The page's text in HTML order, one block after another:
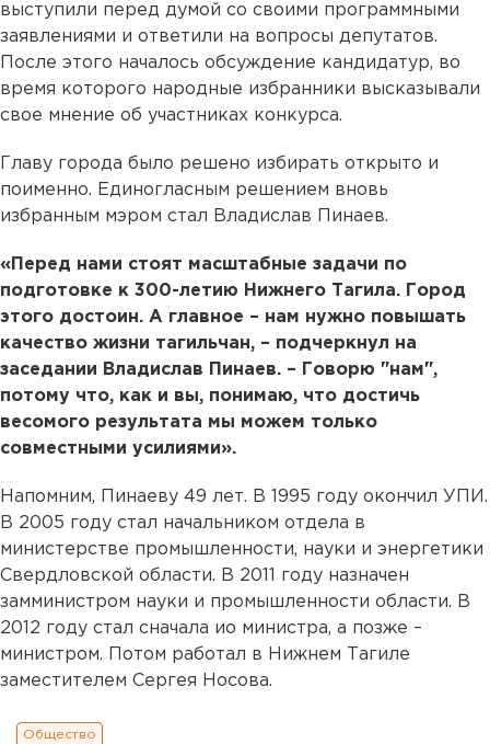
выступили перед думой со своими программными
заявлениями и ответили на вопросы депутатов.
После этого началось обсуждение кандидатур, во
время которого народные избранники высказывали
свое мнение об участниках конкурса.
Главу города было решено избирать открыто и
поименно. Единогласным решением вновь
избранным мэром стал Владислав Пинаев.
«Перед нами стоят масштабные задачи по
подготовке к 300-летию Нижнего Тагила. Город
этого достоин. А главное – нам нужно повышать
качество жизни тагильчан, – подчеркнул на
заседании Владислав Пинаев. – Говорю "нам",
потому что, как и вы, понимаю, что достичь
весомого результата мы можем только
совместными усилиями».
Напомним, Пинаеву 49 лет. В 1995 году окончил УПИ.
В 2005 году стал начальником отдела в
министерстве промышленности, науки и энергетики
Свердловской области. В 2011 году назначен
замминистром науки и промышленности области. В
2012 году стал сначала ио министра, а позже –
министром. Потом работал в Нижнем Тагиле
заместителем Сергея Носова.
Общество